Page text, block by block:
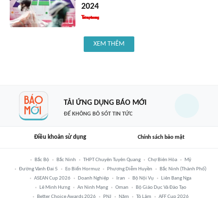
2024
XEM THÊM
TẢI ỨNG DỤNG BÁO MỚI
ĐỂ KHÔNG BỎ SÓT TIN TỨC
Điều khoản sử dụng Chính sách bảo mật
Bắc Bộ Bắc Ninh THPT Chuyên Tuyên Quang Chợ Biên Hòa
Mỹ
Đường Vành Đai 5
Eo Biển Hormuz Phương Diễm Huyền
Bắc Ninh (thành Phố)
ASEAN Cup 2026
Doanh Nghiệp Iran Bộ Nội Vụ
Liên Bang Nga
Lê Minh Hưng
An Ninh Mạng Oman
Bộ Giáo Dục Và Đào Tạo
Better Choice Awards 2026
PNJ Năm Tô Lâm AFF Cup 2026